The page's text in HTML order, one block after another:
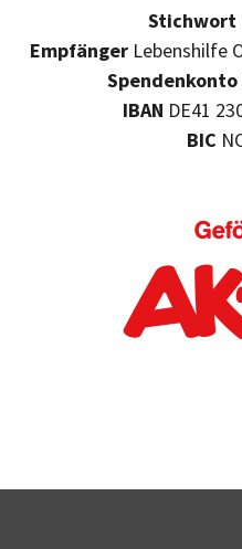
Stichwort
EmpfängerLebenshilfe
Spendenkonto
IBAN DE41
BIC